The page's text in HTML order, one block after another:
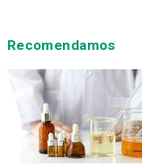
Recomendamos